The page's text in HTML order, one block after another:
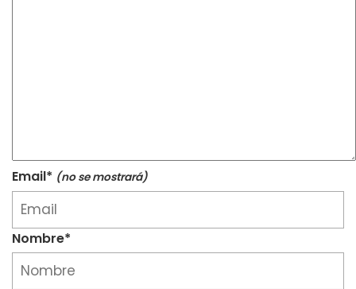
Email* (no se mostrará)
Nombre*